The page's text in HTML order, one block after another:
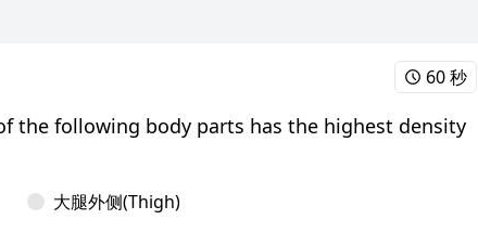
60 秒
the following body parts has the highest density
大腿外侧(Thigh)